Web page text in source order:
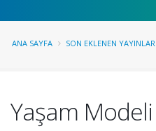
ANA SAYFA SON EKLENEN YAYINLAR
Yaşam Modeli